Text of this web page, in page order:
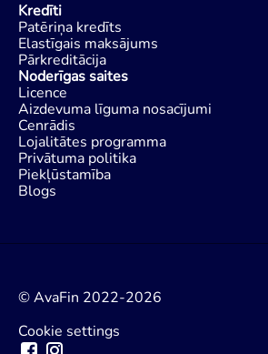
Kredīti
Patēriņa kredīts
Elastīgais maksājums
Pārkreditācija
Noderīgas saites
Licence
Aizdevuma līguma nosacījumi
Cenrādis
Lojalitātes programma
Privātuma politika
Piekļūstamība
Blogs
© AvaFin 2022-2026
Cookie settings